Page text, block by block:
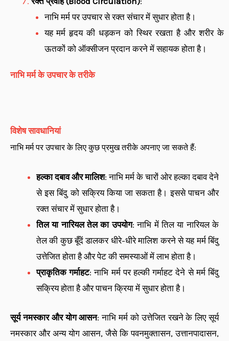
नाभि मर्म पर उपचार से रक्त संचार में सुधार होता है।
यह मर्म हृदय की धड़कन को स्थिर रखता है और शरीर के
ऊतकों को ऑक्सीजन प्रदान करने में सहायक होता है।
नाभि मर्म के उपचार के तरीके
विशेष सावधानियां
नाभि मर्म पर उपचार के लिए कुछ प्रमुख तरीके अपनाए जा सकते हैं:
हल्का दबाव और मालिश: नाभि मर्म के चारों ओर हल्का दबाव देने
से इस बिंदु को सक्रिय किया जा सकता है। इससे पाचन और
रक्त संचार में सुधार होता है।
तिल या नारियल तेल का उपयोग: नाभि में तिल या नारियल के
तेल की कुछ बूँदें डालकर धीरे-धीरे मालिश करने से यह मर्म बिंदु
उत्तेजित होता है और पेट की समस्याओं में लाभ होता है।
प्राकृतिक गर्माहट: नाभि मर्म पर हल्की गर्माहट देने से मर्म बिंदु
सक्रिय होता है और पाचन क्रिया में सुधार होता है।
सूर्य नमस्कार और योग आसन: नाभि मर्म को उत्तेजित रखने के लिए सूर्य
नमस्कार और अन्य योग आसन, जैसे कि पवनमुक्तासन, उत्तानपादासन,